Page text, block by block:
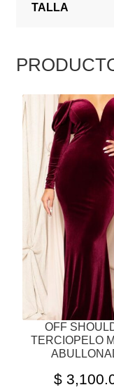
TALLA
OFF
TERCIOPELO
$
ESTE
PRODUCTO
TIENE
MÚLTIPLES
VARIANTES.
LAS
OPCIONES
SE
PUEDEN
ELEGIR
EN
LA
PÁGINA
PRODUCTO